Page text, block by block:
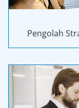
Pengolah